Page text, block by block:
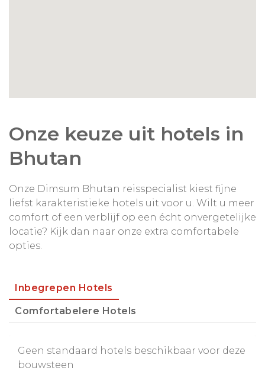
Onze keuze uit hotels in
Bhutan
Onze Dimsum Bhutan reisspecialist kiest fijne
liefst karakteristieke hotels uit voor u. Wilt u meer
comfort of een verblijf op een écht onvergetelijke
locatie? Kijk dan naar onze extra comfortabele
opties.
Inbegrepen Hotels
Comfortabelere Hotels
Geen standaard hotels beschikbaar voor deze
bouwsteen